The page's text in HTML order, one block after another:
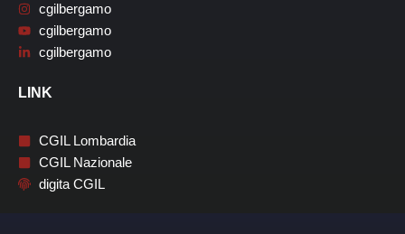
cgilbergamo
cgilbergamo
cgilbergamo
LINK
CGIL Lombardia
CGIL Nazionale
digita CGIL